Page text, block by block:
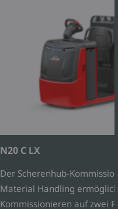
N20 C LX
Der Scherenhub-
Material Handling
Kommissionieren auf zwei